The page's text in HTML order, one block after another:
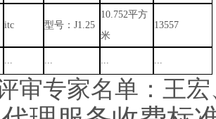
itc 型号：J1.25
10.752平方
米
13557
... ... ... ...
审专家名单： 王宏